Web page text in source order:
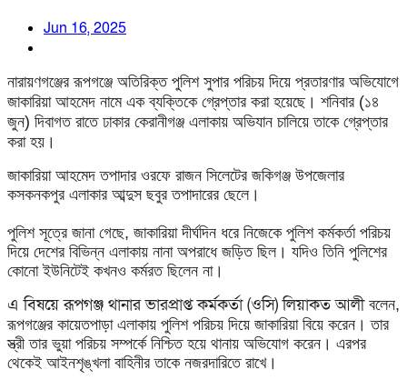
Jun 16, 2025
নারায়ণগঞ্জের রূপগঞ্জে অতিরিক্ত পুলিশ সুপার পরিচয় দিয়ে প্রতারণার অভিযোগে
জাকারিয়া আহমেদ নামে এক ব্যক্তিকে গ্রেপ্তার করা হয়েছে। শনিবার (১৪
জুন) দিবাগত রাতে ঢাকার কেরানীগঞ্জ এলাকায় অভিযান চালিয়ে তাকে গ্রেপ্তার
করা হয়।
জাকারিয়া আহমেদ তপাদার ওরফে রাজন সিলেটের জকিগঞ্জ উপজেলার
কসকনকপুর এলাকার আব্দুস ছবুর তপাদারের ছেলে।
পুলিশ সূত্রে জানা গেছে, জাকারিয়া দীর্ঘদিন ধরে নিজেকে পুলিশ কর্মকর্তা পরিচয়
দিয়ে দেশের বিভিন্ন এলাকায় নানা অপরাধে জড়িত ছিল। যদিও তিনি পুলিশের
কোনো ইউনিটেই কখনও কর্মরত ছিলেন না।
এ বিষয়ে রূপগঞ্জ থানার ভারপ্রাপ্ত কর্মকর্তা (ওসি) লিয়াকত আলীবলেন,
রূপগঞ্জের কায়েতপাড়া এলাকায় পুলিশ পরিচয় দিয়ে জাকারিয়া বিয়ে করেন। তার
স্ত্রী তার ভুয়া পরিচয় সম্পর্কে নিশ্চিত হয়ে থানায় অভিযোগ করেন। এরপর
থেকেই আইনশৃঙ্খলা বাহিনীর তাকে নজরদারিতে রাখে।